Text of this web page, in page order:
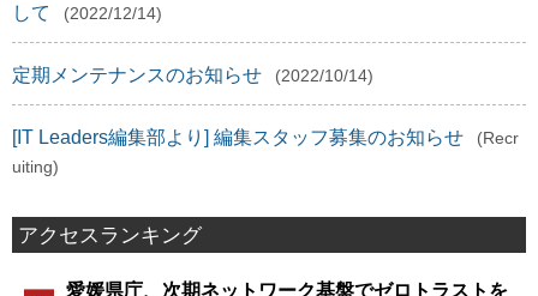
して
(2022/12/14)
定期メンテナンスのお知らせ (2022/10/14)
[IT Leaders編集部より] 編集スタッフ募集のお知らせ
(Recr
uiting)
アクセスランキング
愛媛県庁、次期ネットワーク基盤でゼロトラストを